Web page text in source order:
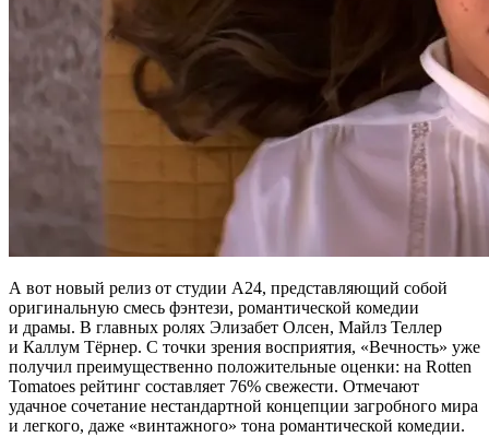
А вот новый релиз от студии A24, представляющий собой
оригинальную смесь фэнтези, романтической комедии
и драмы. В главных ролях Элизабет Олсен, Майлз Теллер
и Каллум Тёрнер. С точки зрения восприятия, «Вечность» уже
получил преимущественно положительные оценки: на Rotten
Tomatoes рейтинг составляет 76% свежести. Отмечают
удачное сочетание нестандартной концепции загробного мира
и легкого, даже «винтажного» тона романтической комедии.